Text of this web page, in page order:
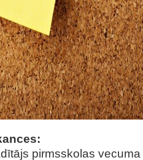
pirmsskolas